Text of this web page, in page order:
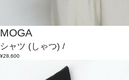
MOGA
シャツ (しゃつ) /
¥28,600